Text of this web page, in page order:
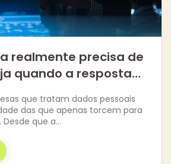
realmente precisa de
quando a resposta…
que tratam dados pessoais
das que apenas torcem para
que a…